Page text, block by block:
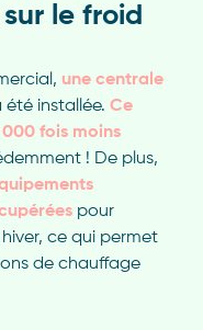
le froid
une centrale
été installée. Ce
fois moins
! De plus,
pour
ce qui permet
de chauffage